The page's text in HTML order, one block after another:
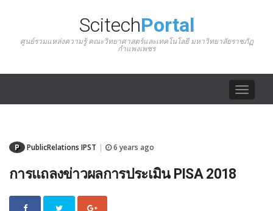
ScitechPortal
ศูนย์รวมแหล่งความรู้ คณะวิทยาศาสตร์และเทคโนโลยี มหาวิทยาลัยราชภัฏ
กำแพงเพชร
Toggle
P PublicRelations IPST 6 years ago
การแถลงข่าวผลการประเมิน PISA 2018